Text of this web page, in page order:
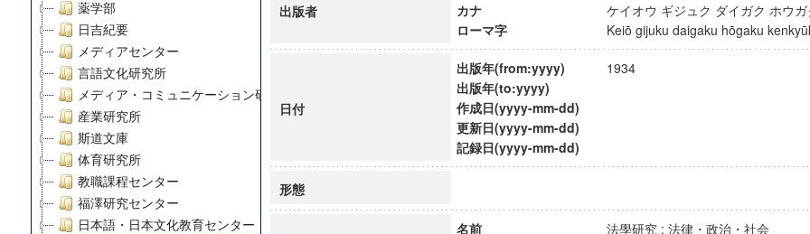
薬学部
日吉紀要
メディアセンター
言語文化研究所
メディア・コミュニケーション研究所
産業研究所
斯道文庫
体育研究所
教職課程センター
福澤研究センター
日本語・日本文化教育センター
出版者
カナ
ケイオウ ギジュク ダイガク ホウ
ローマ字
Keiō gijuku daigaku hōgaku
日付
出版年(from:yyyy)
1934
出版年(to:yyyy)
作成日(yyyy-mm-dd)
更新日(yyyy-mm-dd)
記録日(yyyy-mm-dd)
形態
名前
法學研究 : 法律・政治・社会